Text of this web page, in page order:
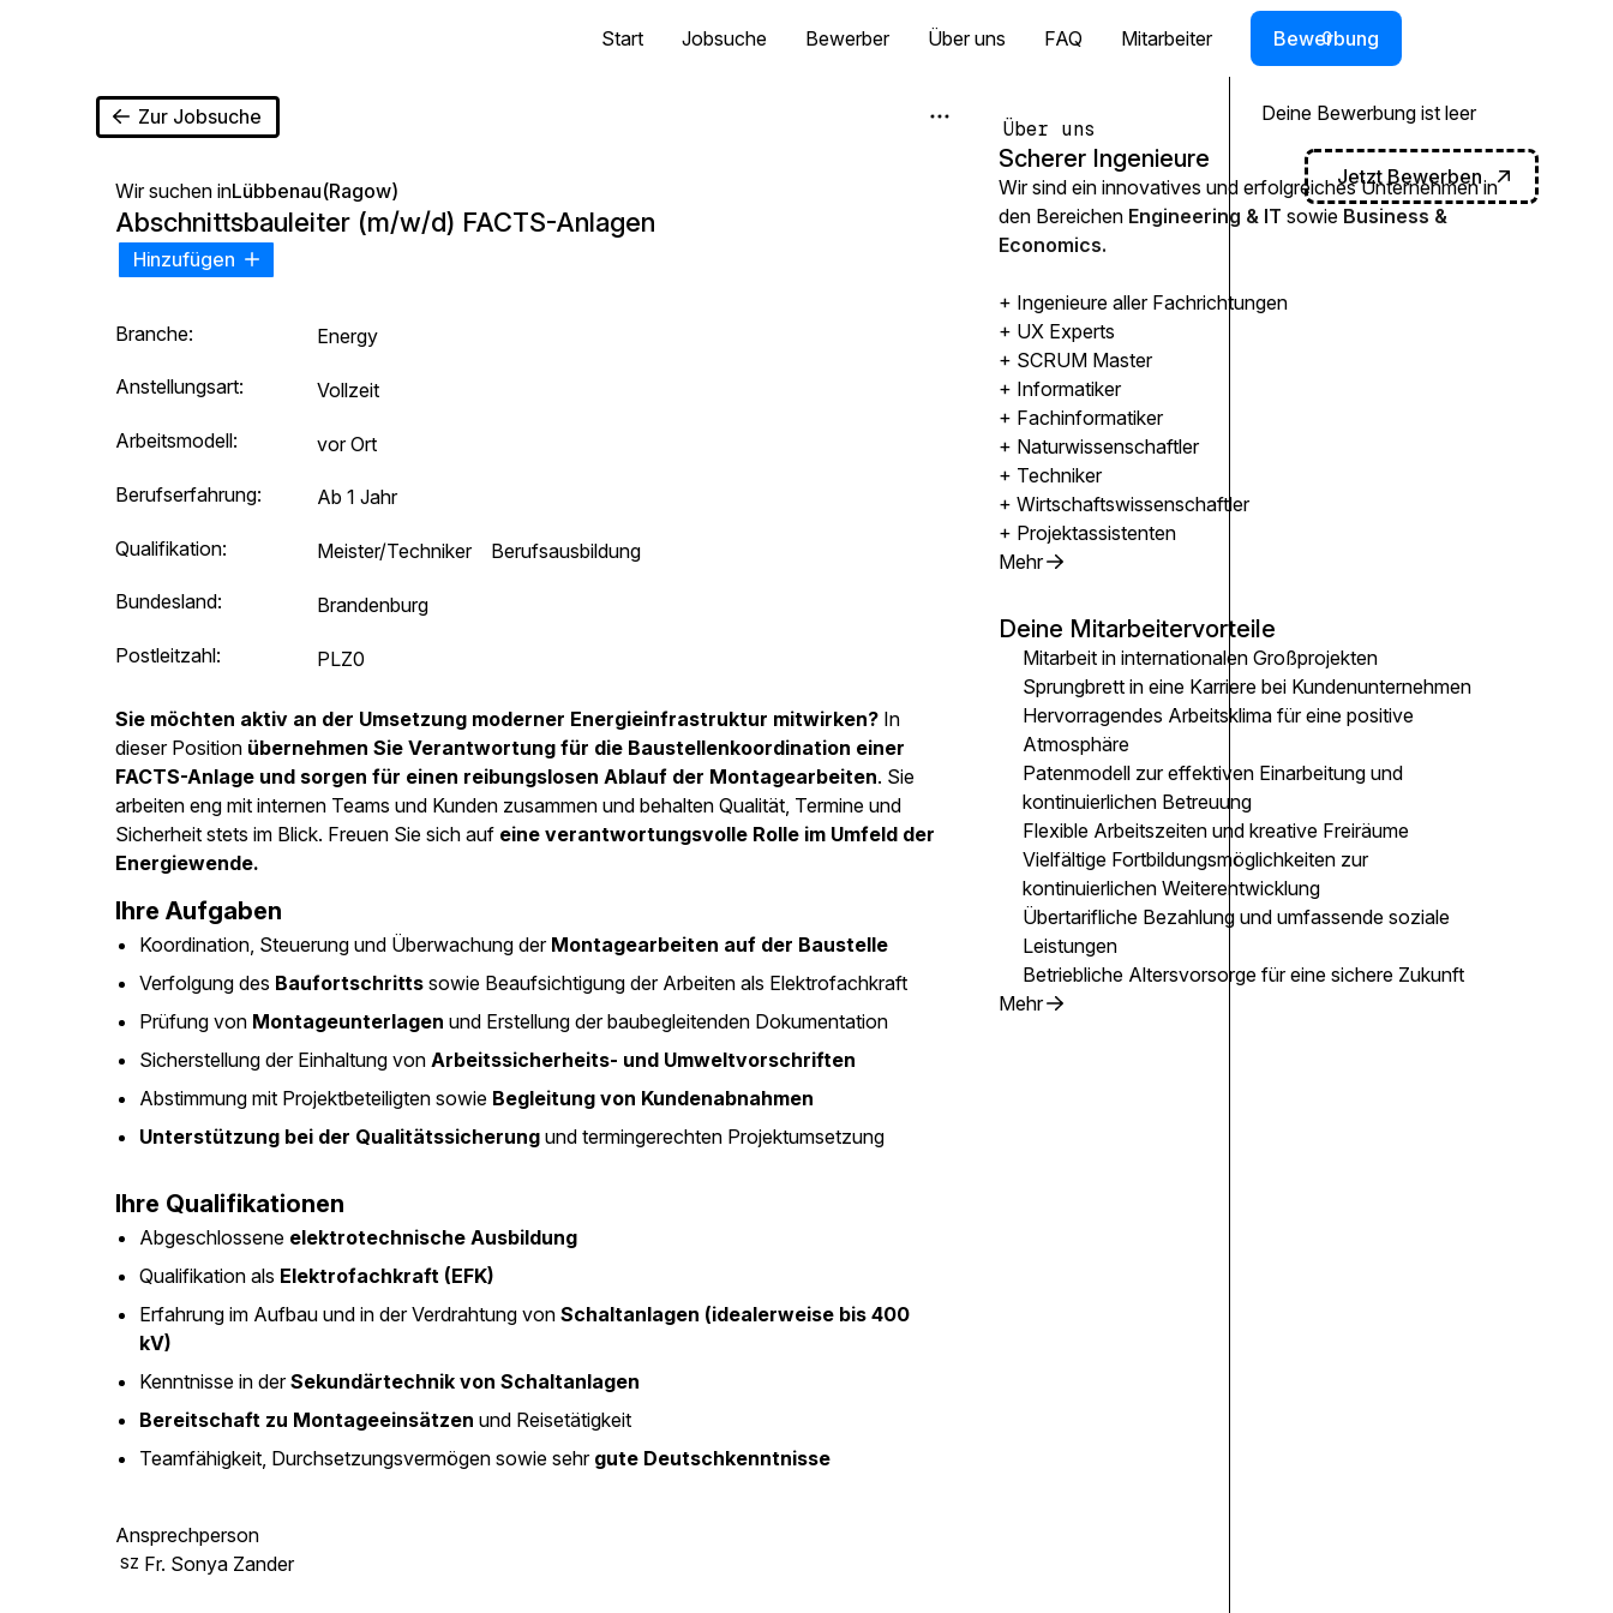
Start Jobsuche Bewerber Über uns FAQ Mitarbeiter Bewerbung
0
Deine Bewerbung ist leer
Jetzt Bewerben
Zur Jobsuche
Wir suchen inLübbenau(Ragow)
Abschnittsbauleiter (m/w/d) FACTS-Anlagen
Hinzufügen
Branche: Energy
Anstellungsart: Vollzeit
Arbeitsmodell: vor Ort
Berufserfahrung: Ab 1 Jahr
Qualifikation: Meister/Techniker Berufsausbildung
Bundesland: Brandenburg
Postleitzahl: PLZ0
Sie möchten aktiv an der Umsetzung moderner Energieinfrastruktur mitwirken? In
dieser Position übernehmen Sie Verantwortung für die Baustellenkoordination einer
FACTS-Anlage und sorgen für einen reibungslosen Ablauf der Montagearbeiten. Sie
arbeiten eng mit internen Teams und Kunden zusammen und behalten Qualität, Termine und
Sicherheit stets im Blick. Freuen Sie sich auf eine verantwortungsvolle Rolle im Umfeld der
Energiewende.
Ihre Aufgaben
Koordination, Steuerung und Überwachung der Montagearbeiten auf der Baustelle
Verfolgung des Baufortschritts sowie Beaufsichtigung der Arbeiten als Elektrofachkraft
Prüfung von Montageunterlagen und Erstellung der baubegleitenden Dokumentation
Sicherstellung der Einhaltung von Arbeitssicherheits- und Umweltvorschriften
Abstimmung mit Projektbeteiligten sowie Begleitung von Kundenabnahmen
Unterstützung bei der Qualitätssicherung und termingerechten Projektumsetzung
Ihre Qualifikationen
Abgeschlossene elektrotechnische Ausbildung
Qualifikation als Elektrofachkraft (EFK)
Erfahrung im Aufbau und in der Verdrahtung von Schaltanlagen (idealerweise bis 400
kV)
Kenntnisse in derSekundärtechnik von Schaltanlagen
Bereitschaft zu Montageeinsätzen und Reisetätigkeit
Teamfähigkeit, Durchsetzungsvermögen sowie sehr gute Deutschkenntnisse
Ansprechperson
SZ Fr. Sonya Zander
Über uns
Scherer Ingenieure
Wir sind ein innovatives und erfolgreiches Unternehmen in
den Bereichen Engineering & IT sowie Business &
Economics.
+ Ingenieure aller Fachrichtungen
+ UX Experts
+ SCRUM Master
+ Informatiker
+ Fachinformatiker
+ Naturwissenschaftler
+ Techniker
+ Wirtschaftswissenschaftler
+ Projektassistenten
Mehr
Deine Mitarbeitervorteile
Mitarbeit in internationalen Großprojekten
Sprungbrett in eine Karriere bei Kundenunternehmen
Hervorragendes Arbeitsklima für eine positive
Atmosphäre
Patenmodell zur effektiven Einarbeitung und
kontinuierlichen Betreuung
Flexible Arbeitszeiten und kreative Freiräume
Vielfältige Fortbildungsmöglichkeiten zur
kontinuierlichen Weiterentwicklung
Übertarifliche Bezahlung und umfassende soziale
Leistungen
Betriebliche Altersvorsorge für eine sichere Zukunft
Mehr